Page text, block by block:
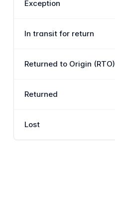
Exception
In transit for return
Returned to Origin (RTO)
Returned
Lost